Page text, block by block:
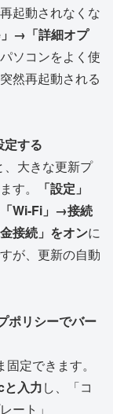
起動されなくな
→「詳細オプ
ソコンをよく使
然再起動される
する
大きな更新プ
す。
「設定」
Wi-Fi」→接続
接続」をオンに
が、更新の自動
ポリシーでバー
定できます。
入力し、「コ
ート」